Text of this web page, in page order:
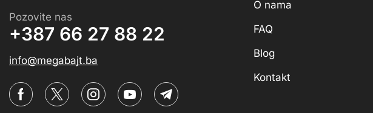
Pozovite nas
+387 66 27 88 22
info@megabajt.ba
O nama
FAQ
Blog
Kontakt